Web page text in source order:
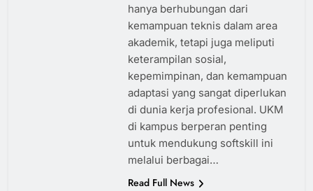
hanya berhubungan dari
kemampuan teknis dalam area
akademik, tetapi juga meliputi
keterampilan sosial,
kepemimpinan, dan kemampuan
adaptasi yang sangat diperlukan
di dunia kerja profesional. UKM
di kampus berperan penting
untuk mendukung softskill ini
melalui berbagai…
Read Full News